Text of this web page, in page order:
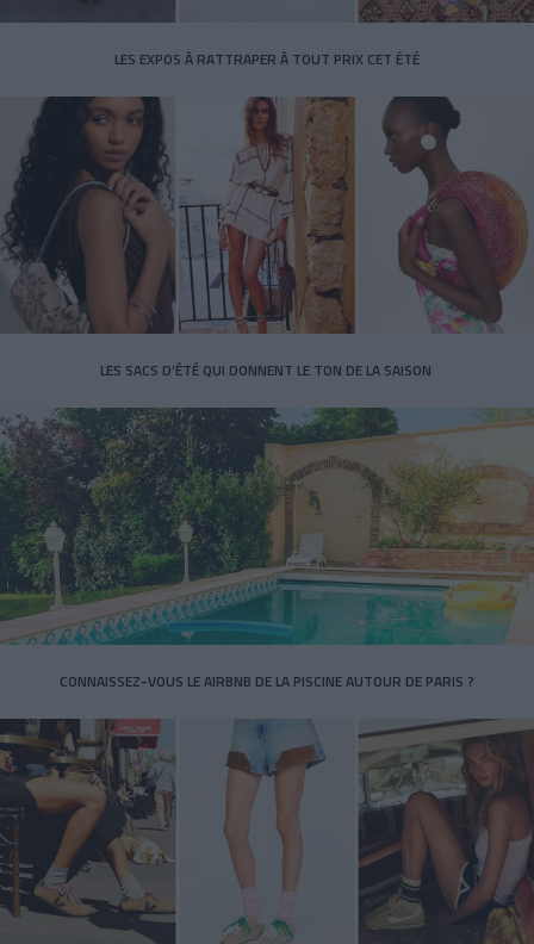
LES EXPOS À RATTRAPER À TOUT PRIX CET ÉTÉ
LES SACS D’ÉTÉ QUI DONNENT LE TON DE LA SAISON
CONNAISSEZ-VOUS LE AIRBNB DE LA PISCINE AUTOUR DE PARIS ?